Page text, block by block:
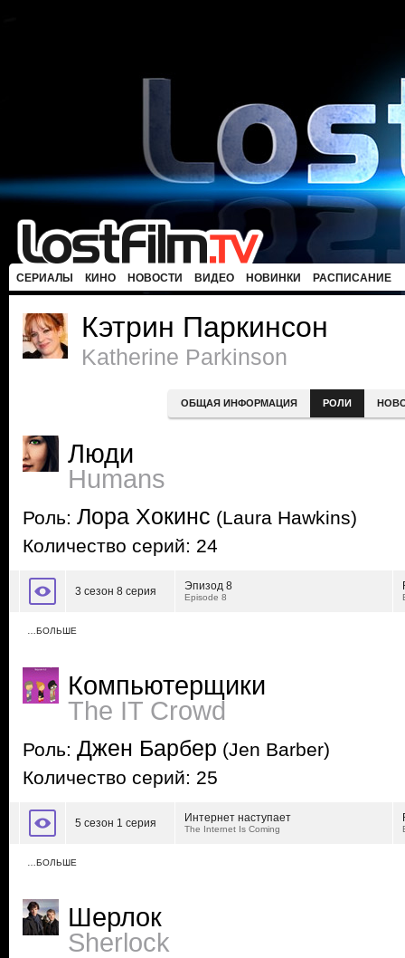
СЕРИАЛЫ КИНО НОВОСТИ ВИДЕО НОВИНКИ РАСПИСАНИЕ
Кэтрин Паркинсон
Katherine Parkinson
ОБЩАЯ ИНФОРМАЦИЯ РОЛИ
Люди
Humans
Роль: Лора Хокинс (Laura Hawkins)
Количество серий: 24
3 сезон 8 серия Эпизод 8
Episode 8
…БОЛЬШЕ
Компьютерщики
The IT Crowd
Роль: Джен Барбер (Jen Barber)
Количество серий: 25
5 сезон 1 серия Интернет наступает
The Internet Is Coming
…БОЛЬШЕ
Шерлок
Sherlock